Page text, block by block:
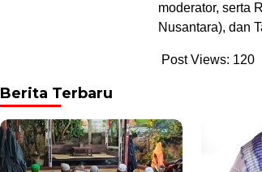
moderator, serta
Nusantara), dan
Post Views: 120
Berita Terbaru